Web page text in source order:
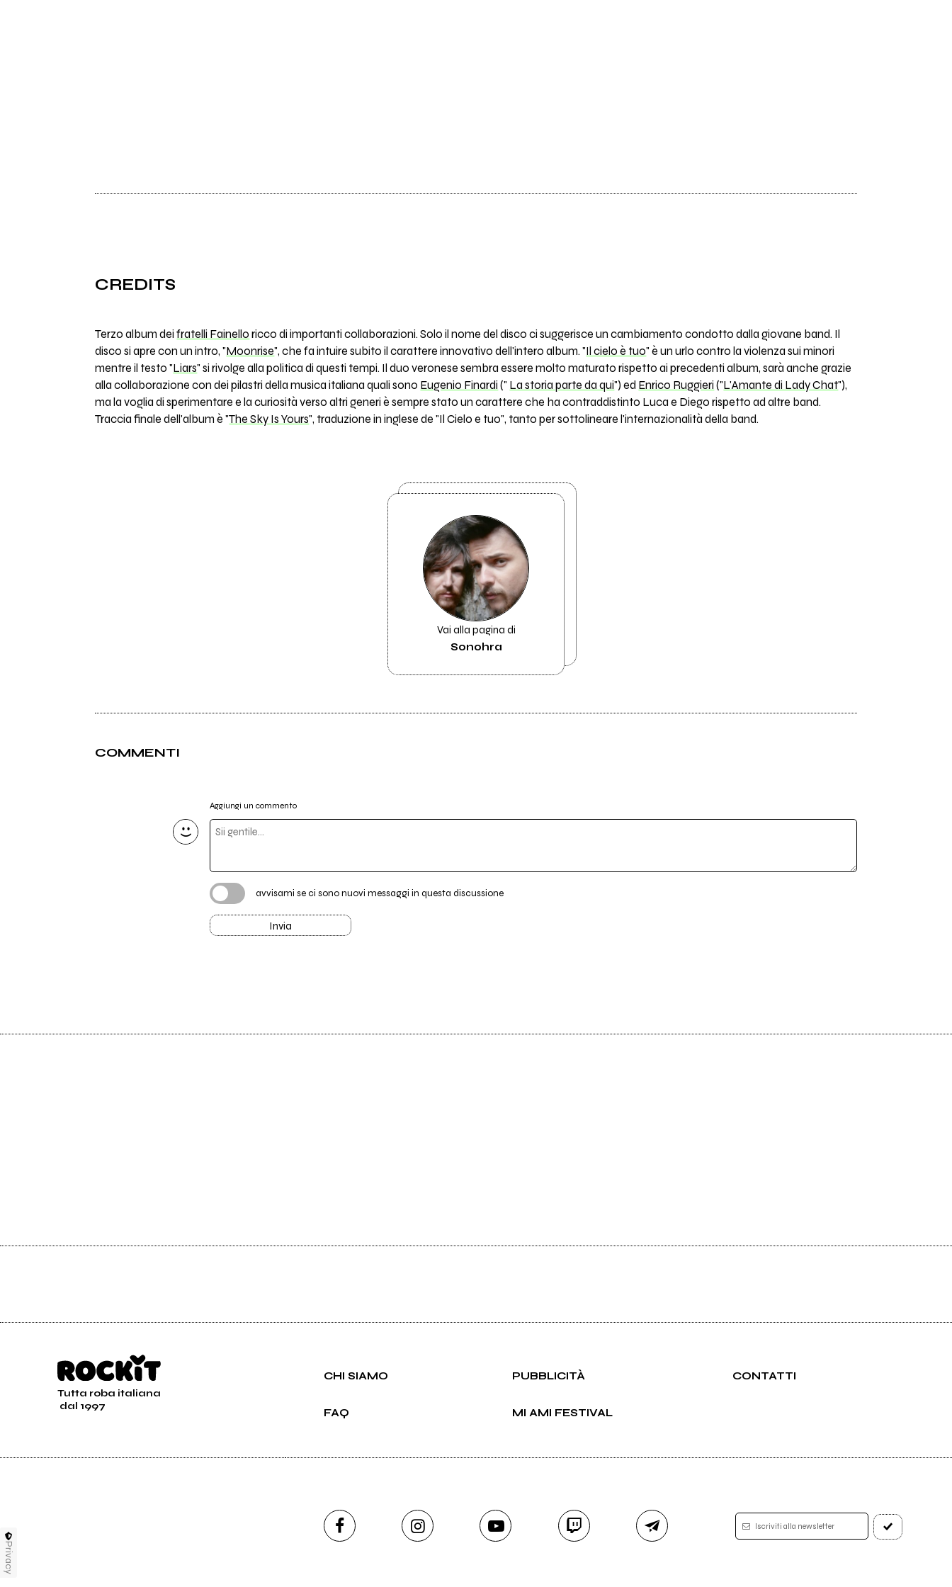
CREDITS
Terzo album deifratelli Fainello ricco di importanti collaborazioni. Solo il nome del disco ci suggerisce un cambiamento condotto dalla giovane band. Il
disco si apre con un intro, "Moonrise", che fa intuire subito il carattere innovativo dell'intero album. "Il cielo è tuo" è un urlo contro la violenza sui minori
mentre il testo "Liars" si rivolge alla politica di questi tempi. Il duo veronese sembra essere molto maturato rispetto ai precedenti album, sarà anche grazie
alla collaborazione con dei pilastri della musica italiana quali sono Eugenio Finardi (" La storia parte da qui") ed Enrico Ruggieri ("L'Amante di Lady Chat"),
ma la voglia di sperimentare e la curiosità verso altri generi è sempre stato un carattere che ha contraddistinto Luca e Diego rispetto ad altre band.
Traccia finale dell'album è "The Sky Is Yours", traduzione in inglese de "Il Cielo e tuo", tanto per sottolineare l'internazionalità della band.
Vai alla pagina di
Sonohra
COMMENTI
Aggiungi un commento
avvisami se ci sono nuovi messaggi in questa discussione
Invia
Tutta roba italiana
dal 1997
CHI SIAMO PUBBLICITÀ CONTATTI
FAQ MI AMI FESTIVAL
Iscriviti alla newsletter
Privacy